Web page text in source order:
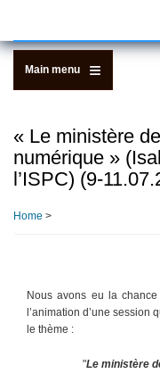
Main menu
« Le ministère
numérique »
l’ISPC) (9-
Home >
Nous avons eu la
l’animation d’une session
le thème :
"Le ministère